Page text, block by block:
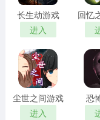
长生劫游戏
进入
回忆
尘世之间游戏
进入
恐